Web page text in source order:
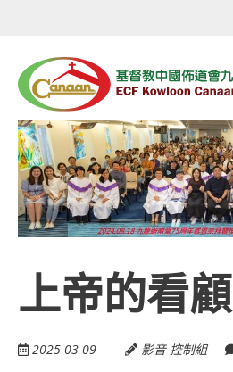
content
上帝的看顧
2025-03-09 影音 控制組